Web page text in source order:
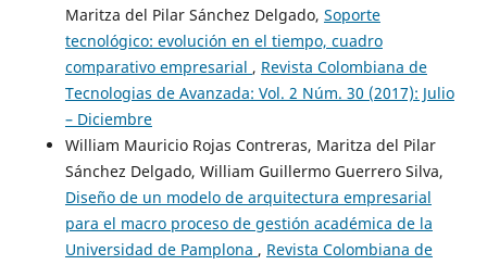
Maritza del Pilar Sánchez Delgado, Soporte
tecnológico: evolución en el tiempo, cuadro
comparativo empresarial , Revista Colombiana de
Tecnologias de Avanzada: Vol. 2 Núm. 30 (2017): Julio
– Diciembre
William Mauricio Rojas Contreras, Maritza del Pilar
Sánchez Delgado, William Guillermo Guerrero Silva,
Diseño de un modelo de arquitectura empresarial
para el macro proceso de gestión académica de la
Universidad de Pamplona , Revista Colombiana de